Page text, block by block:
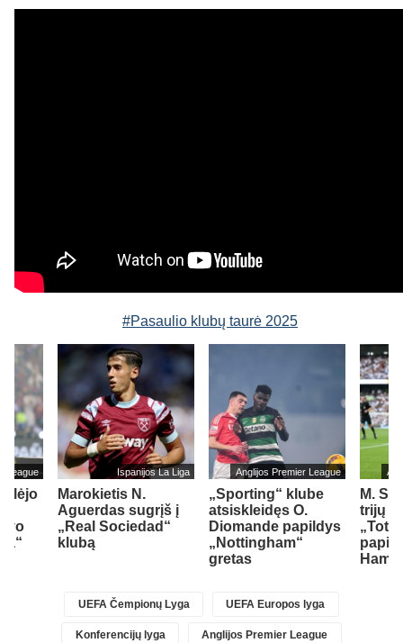
#Pasaulio klubų taurė 2025
League Ispanijos La Liga
Marokietis N.
Aguerdas sugrįš į
„Real Sociedad“
klubą
Anglijos Premier League
„Sporting“ klube
atsiskleidęs O.
Diomande papildys
„Nottingham“
gretas
M.
trijų
UEFA Čempionų Lyga UEFA Europos lyga
Konferencijų lyga Anglijos Premier League